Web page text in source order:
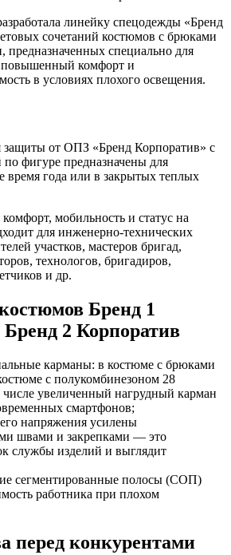
линейку спецодежды «Бренд
сочетаний костюмов с брюками
предназначенных специально для
повышенный комфорт и
в условиях плохого освещения.
от ОПЗ «Бренд Корпоратив» с
фигуре предназначены для
время года или в закрытых теплых
мобильность и статус на
для инженерно-технических
участков, мастеров бригад,
технологов, бригадиров,
и др.
Бренд 1
2 Корпоратив
карманы: в костюме с брюками
с полукомбинезоном 28
увеличенный нагрудный карман
смартфонов;
напряжения усилены
швами и закрепками — это
службы изделий и выглядит
сегментированные полосы (СОП)
работника при плохом
перед конкурентами